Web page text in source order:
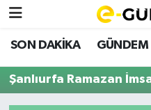
SON DAKİKA GÜNDEM
Şanlıurfa Ramazan
SON DAKİKA
Nöbetçi Eczaneler